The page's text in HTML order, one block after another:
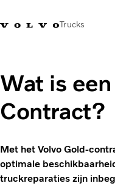
Trucks
Transportoplossingen
CO2-reductie
Truck Builder
Services
Dealer locator
Wat is
Contract?
Met het Volvo Gold-
optimale
truckreparaties zijn